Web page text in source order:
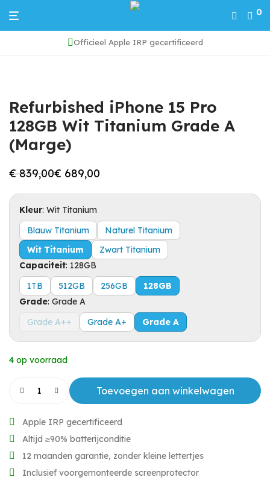
0
Officieel Apple IRP gecertificeerd
iPhone 15 Pro / Refurbished iPhone 15 Pro 128GB Wit Titanium Grade A (Marge)
Refurbished iPhone 15 Pro
128GB Wit Titanium Grade A
(Marge)
€839,00
Oorspronkelijke
was:
€ 839,00.
€ 689,00
Huidige
is:
€ 689,00.
Kleur: Wit Titanium
Blauw Titanium
Naturel Titanium
Wit Titanium
Zwart Titanium
Capaciteit: 128GB
1TB
512GB 256GB
128GB
Grade: Grade A
Grade A++
Grade A+ Grade A
4 op voorraad
Toevoegen aan winkelwagen
Apple IRP gecertificeerd
Altijd ≥90% batterijconditie
12 maanden garantie, zonder kleine lettertjes
Inclusief voorgemonteerde screenprotector